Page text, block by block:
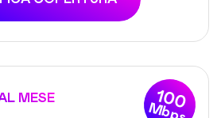
100
Mbps
MESE